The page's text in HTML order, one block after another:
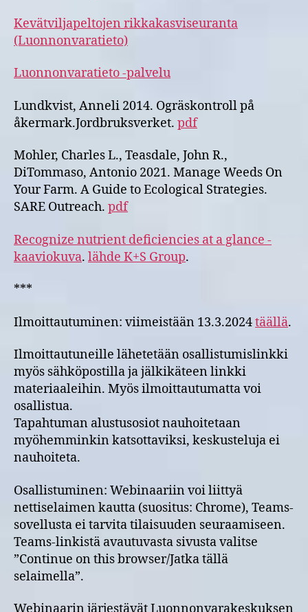
Kevätviljapeltojen rikkakasviseuranta
(Luonnonvaratieto)
Luonnonvaratieto -palvelu
Lundkvist, Anneli 2014. Ogräskontroll på
åkermark.Jordbruksverket. pdf
Mohler, Charles L., Teasdale, John R.,
DiTommaso, Antonio 2021. Manage Weeds On
Your Farm. A Guide to Ecological Strategies.
SARE Outreach. pdf
Recognize nutrient deficiencies at a glance -
kaaviokuva. lähde K+S Group.
***
Ilmoittautuminen: viimeistään 13.3.2024täällä.
Ilmoittautuneille lähetetään osallistumislinkki
myös sähköpostilla ja jälkikäteen linkki
materiaaleihin. Myös ilmoittautumatta voi
osallistua.
Tapahtuman alustusosiot nauhoitetaan
myöhemminkin katsottaviksi, keskusteluja ei
nauhoiteta.
Osallistuminen: Webinaariin voi liittyä
nettiselaimen kautta (suositus: Chrome), Teams-
sovellusta ei tarvita tilaisuuden seuraamiseen.
Teams-linkistä avautuvasta sivusta valitse
”Continue on this browser/Jatka tällä
selaimella”.